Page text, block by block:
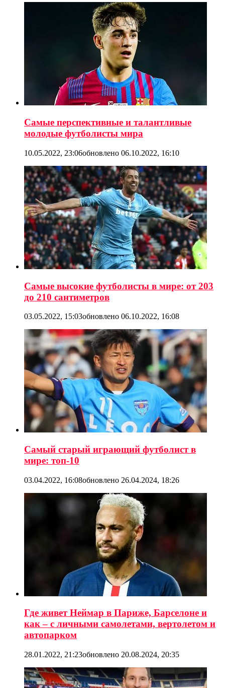
Самые перспективные и талантливые
молодые футболисты мира
10.05.2022, 23:06обновлено 06.10.2022, 16:10
Самые высокие футболисты в мире: от 203
до 210 сантиметров
03.05.2022, 15:03обновлено 06.10.2022, 16:08
Самый старый играющий футболист в
мире: топ-10
03.04.2022, 16:08обновлено 26.04.2024, 18:26
Где живет Неймар в Париже, Барселоне и
как – с личными самолетами, вертолетом и
автопарком
28.01.2022, 21:23обновлено 20.08.2024, 20:35